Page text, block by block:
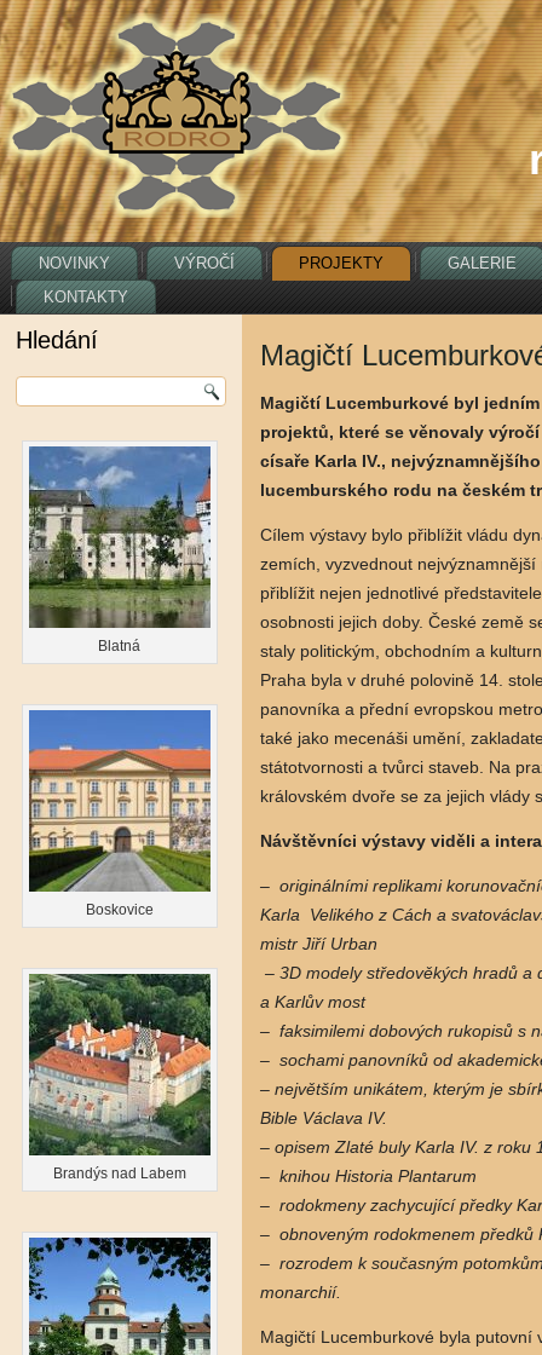
NOVINKY VÝROČÍ PROJEKTY
GALERIE
KONTAKTY
Hledání
Blatná
Boskovice
Brandýs nad Labem
Magičtí
Magičtí Lucemburkové byl
projektů, které se věnovaly
císaře Karla IV.,
lucemburského rodu na českém
Cílem výstavy bylo přiblížit vládu
zemích, vyzvednout
přiblížit nejen jednotlivé
osobnosti jejich doby. České země
staly politickým, obchodním a
Praha byla v druhé polovině 14.
panovníka a přední evropskou
také jako mecenáši umění,
státotvornosti a tvůrci staveb. Na
královském dvoře se za jejich vlády
Návštěvníci výstavy viděli a
– originálními replikami
Karla Velikého z Cách a
mistr Jiří Urban
– 3D modely středověkých hradů a
a Karlův most
– faksimilemi dobových rukopisů s
– sochami panovníků od
– největším unikátem, kterým je
Bible Václava IV.
– opisem Zlaté buly Karla IV. z roku
– knihou Historia Plantarum
– rodokmeny zachycující předky
– obnoveným rodokmenem předků
– rozrodem k současným
monarchií.
Magičtí Lucemburkové byla putovní